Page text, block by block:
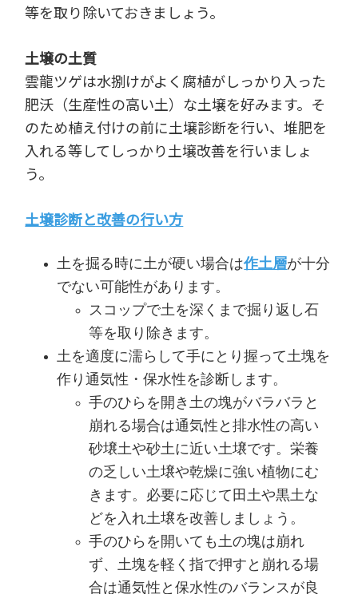
等を取り除いておきましょう。
土壌の土質
雲龍ツゲは水捌けがよく腐植がしっかり入った
肥沃（生産性の高い土）な土壌を好みます。そ
のため植え付けの前に土壌診断を行い、堆肥を
入れる等してしっかり土壌改善を行いましょ
う。
土壌診断と改善の行い方
土を掘る時に土が硬い場合は作土層が十分
でない可能性があります。
スコップで土を深くまで掘り返し石
等を取り除きます。
土を適度に濡らして手にとり握って土塊を
作り通気性・保水性を診断します。
手のひらを開き土の塊がバラバラと
崩れる場合は通気性と排水性の高い
砂壌土や砂土に近い土壌です。栄養
の乏しい土壌や乾燥に強い植物にむ
きます。必要に応じて田土や黒土な
どを入れ土壌を改善しましょう。
手のひらを開いても土の塊は崩れ
ず、土塊を軽く指で押すと崩れる場
合は通気性と保水性のバランスが良